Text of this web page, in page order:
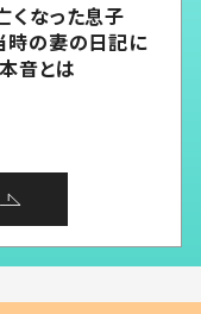
くなった息子
時の妻の日記に
音とは